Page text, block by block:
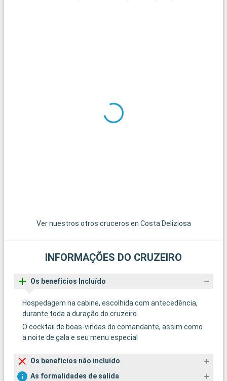
Ver nuestros otros cruceros en Costa Deliziosa
INFORMAÇÕES DO CRUZEIRO
Os benefícios Incluído
Hospedagem na cabine, escolhida com antecedência,
durante toda a duração do cruzeiro.
O cocktail de boas-vindas do comandante, assim como
a noite de gala e seu menu especial
Os benefícios não incluído
As formalidades de salida